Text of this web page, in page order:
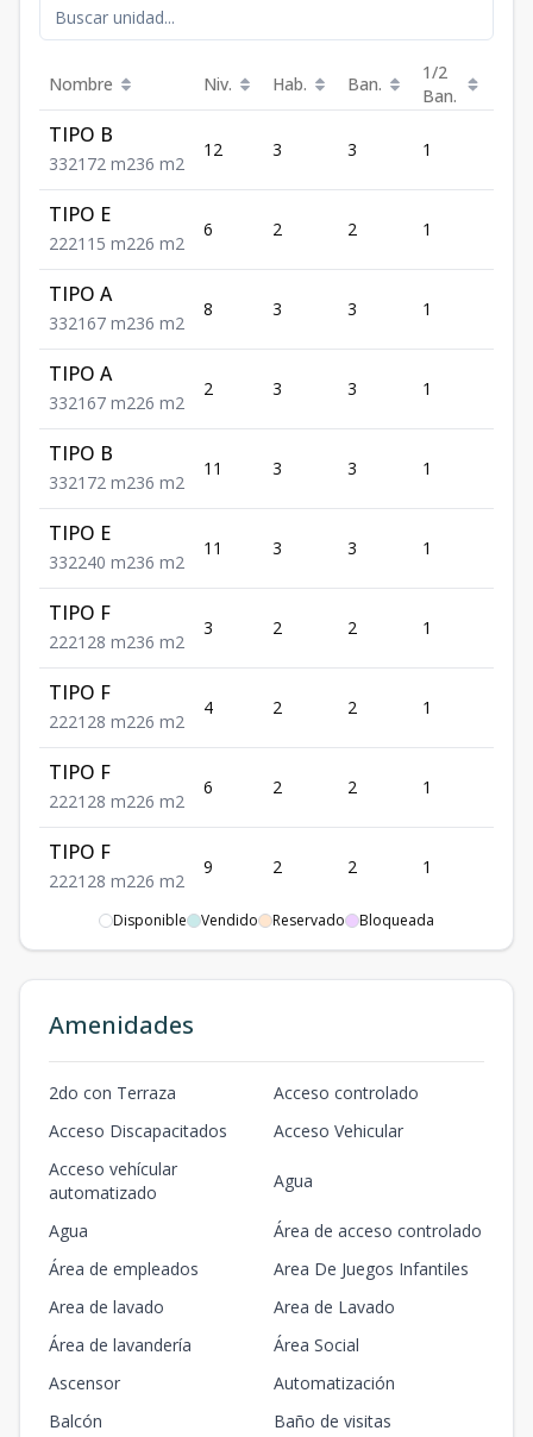
Nombre Niv. Hab. Ban.
1/2
Ban.
TIPO B
332172 m236 m2
12 3 3 1
TIPO E
222115 m226 m2
6 2 2 1
TIPO A
332167 m236 m2
8 3 3 1
TIPO A
332167 m226 m2
2 3 3 1
TIPO B
332172 m236 m2
11 3 3 1
TIPO E
332240 m236 m2
11 3 3 1
TIPO F
222128 m236 m2
3 2 2 1
TIPO F
222128 m226 m2
4 2 2 1
TIPO F
222128 m226 m2
6 2 2 1
TIPO F
222128 m226 m2
9 2 2 1
TIPO G
332
TIPO G
332
m2
m2
332
166.5
336
3
TIPO G
332
Disponible Vendido Reservado Bloqueada
Amenidades
2do con Terraza
Acceso controlado
Acceso Discapacitados
Acceso Vehicular
Acceso vehícular
automatizado
Agua
Agua
Área de acceso controlado
Área de empleados
Area De Juegos Infantiles
Area de lavado
Area de Lavado
Área de lavandería
Área Social
Ascensor
Automatización
Balcón
Baño de visitas